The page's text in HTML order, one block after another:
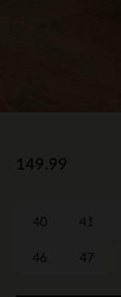
149.99
40 41
46 47